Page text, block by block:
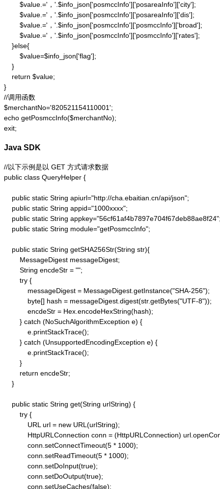
        $value.='，'.$info_json['posmccInfo']['posareaInfo']['city'];
        $value.='，'.$info_json['posmccInfo']['posareaInfo']['dis'];
        $value.='，'.$info_json['posmccInfo']['posmccInfo']['broad'];
        $value.='，'.$info_json['posmccInfo']['posmccInfo']['rates'];
    }else{
        $value=$info_json['flag'];
    }
    return $value;
}
//调用函数
$merchantNo='820521154110001';
echo getPosmccInfo($merchantNo);
exit;
Java SDK
//以下示例是以 GET 方式请求数据
public class QueryHelper {
    public static String apiurl="http://cha.ebaitian.cn/api/json";
    public static String appid="1000xxxx";
public static String
    public static String module="getPosmccInfo";
    public static String getSHA256Str(String str){
        MessageDigest messageDigest;
        String encdeStr = "";
        try {
            messageDigest = MessageDigest.getInstance("SHA-256");
            byte[] hash = messageDigest.digest(str.getBytes("UTF-8"));
            encdeStr = Hex.encodeHexString(hash);
        } catch (NoSuchAlgorithmException e) {
            e.printStackTrace();
        } catch (UnsupportedEncodingException e) {
            e.printStackTrace();
        }
        return encdeStr;
    }
    public static String get(String urlString) {
        try {
            URL url = new URL(urlString);
HttpURLConnection conn = (HttpURLConnection)
            conn.setConnectTimeout(5 * 1000);
            conn.setReadTimeout(5 * 1000);
            conn.setDoInput(true);
            conn.setDoOutput(true);
            conn.setUseCaches(false);